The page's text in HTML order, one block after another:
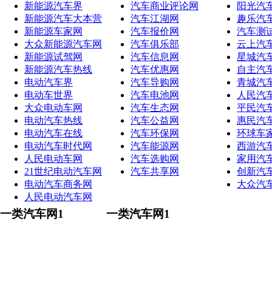
新能源汽车界
新能源汽车大本营
新能源车家网
大众新能源汽车网
新能源试驾网
新能源汽车热线
电动汽车界
电动车世界
大众电动车网
电动汽车热线
电动汽车在线
电动汽车时代网
人民电动车网
21世纪电动汽车网
电动汽车商务网
人民电动汽车网
汽车商业评论网
汽车江湖网
汽车报价网
汽车俱乐部
汽车信息网
汽车优惠网
汽车导购网
汽车电池网
汽车生态网
汽车公益网
汽车环保网
汽车能源网
汽车选购网
汽车共享网
阳光汽
趣乐汽
汽车测
云上汽
星城汽
自主汽
青城汽
人民汽
平民汽
惠民汽
环球车
西游汽
家用汽
创新汽
大众汽
一类汽车网1 一类汽车网1